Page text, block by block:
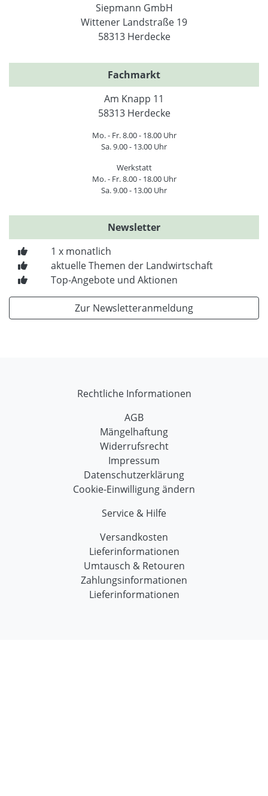
Siepmann GmbH
Wittener Landstraße 19
58313 Herdecke
Fachmarkt
Am Knapp 11
58313 Herdecke
Mo. - Fr. 8.00 - 18.00 Uhr
Sa. 9.00 - 13.00 Uhr
Werkstatt
Mo. - Fr. 8.00 - 18.00 Uhr
Sa. 9.00 - 13.00 Uhr
Newsletter
1 x monatlich
aktuelle Themen der Landwirtschaft
Top-Angebote und Aktionen
Zur Newsletteranmeldung
Rechtliche Informationen
AGB
Mängelhaftung
Widerrufsrecht
Impressum
Datenschutzerklärung
Cookie-Einwilligung ändern
Service & Hilfe
Versandkosten
Lieferinformationen
Umtausch & Retouren
Zahlungsinformationen
Lieferinformationen